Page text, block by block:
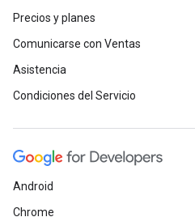
Precios y planes
Comunicarse con Ventas
Asistencia
Condiciones del Servicio
Android
Chrome